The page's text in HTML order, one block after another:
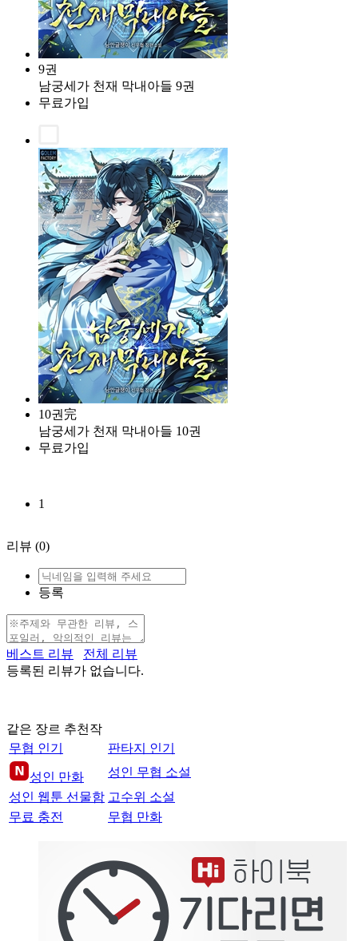
9권
남궁세가 천재 막내아들 9권
무료가입
10권完
남궁세가 천재 막내아들 10권
무료가입
1
리뷰 (0)
등록
베스트 리뷰
전체 리뷰
등록된 리뷰가 없습니다.
같은 장르 추천작
무협 인기
판타지 인기
성인 만화
성인 무협 소설
성인 웹툰 선물함 고수위 소설
무료 충전
무협 만화